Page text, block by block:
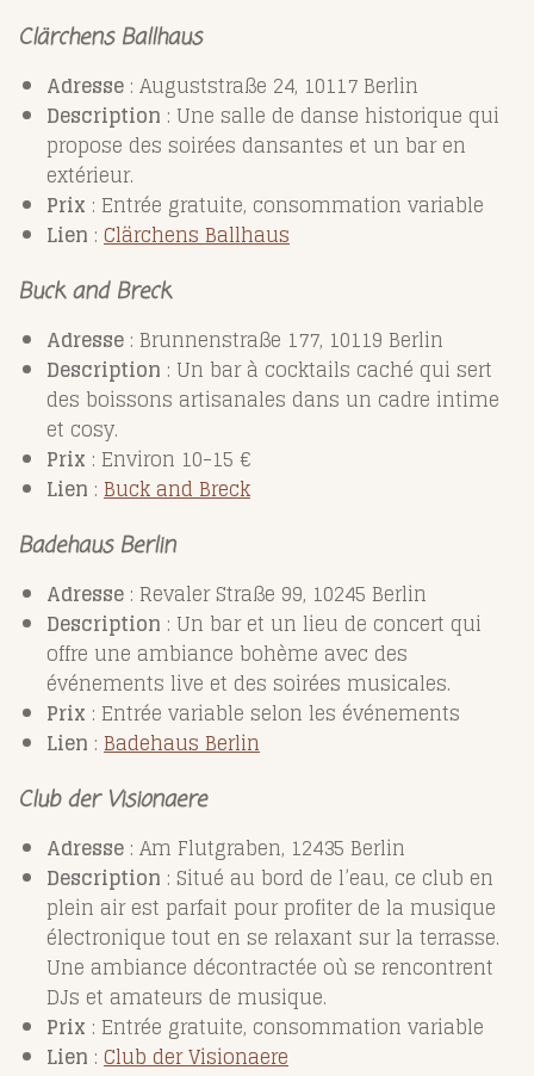
Clärchens Ballhaus
Adresse : Auguststraße 24, 10117 Berlin
Description : Une salle de danse historique qui
propose des soirées dansantes et un bar en
extérieur.
Prix : Entrée gratuite, consommation variable
Lien : ClärchensBallhaus
Buck and Breck
Adresse : Brunnenstraße 177, 10119 Berlin
Description : Un bar à cocktails caché qui sert
des boissons artisanales dans un cadre intime
et cosy.
Prix : Environ 10-15 €
Lien : BuckandBreck
Badehaus Berlin
Adresse : Revaler Straße 99, 10245 Berlin
Description : Un bar et un lieu de concert qui
offre une ambiance bohème avec des
événements live et des soirées musicales.
Prix : Entrée variable selon les événements
Lien : BadehausBerlin
Club der Visionaere
Adresse : Am Flutgraben, 12435 Berlin
Description : Situé au bord de l’eau, ce club en
plein air est parfait pour profiter de la musique
électronique tout en se relaxant sur la terrasse.
Une ambiance décontractée où se rencontrent
DJs et amateurs de musique.
Prix : Entrée gratuite, consommation variable
Lien : ClubderVisionaere